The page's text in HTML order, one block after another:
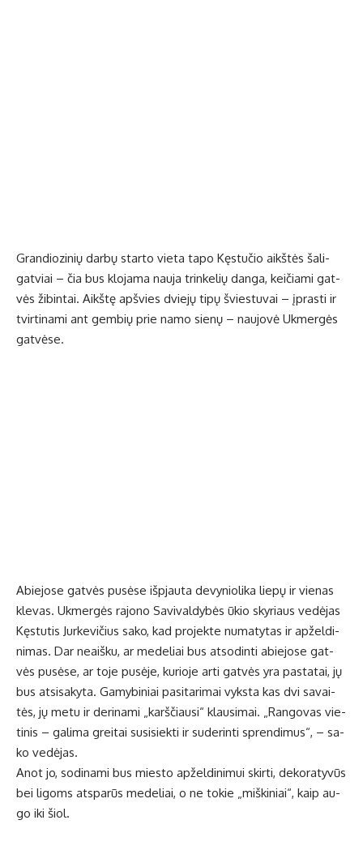
Gran­dio­zi­nių dar­bų star­to vie­ta ta­po Kęs­tu­čio aikš­tės ša­li­
gat­viai – čia bus klo­ja­ma nau­ja trin­ke­lių dan­ga, kei­čia­mi gat­
vės ži­bin­tai. Aikš­tę ap­švies dvie­jų ti­pų švies­tu­vai – įpras­ti ir
tvir­ti­na­mi ant gem­bių prie na­mo sie­nų – nau­jo­vė Uk­mer­gės
gat­vė­se.
Abie­jo­se gat­vės pu­sė­se iš­pjau­ta de­vy­nio­li­ka lie­pų ir vie­nas
kle­vas. Uk­mer­gės ra­jo­no Sa­vi­val­dy­bės ūkio sky­riaus ve­dė­jas
Kęs­tu­tis Jur­ke­vi­čius sa­ko, kad pro­jek­te nu­ma­ty­tas ir ap­žel­di­
ni­mas. Dar ne­aiš­ku, ar me­de­liai bus at­so­din­ti abie­jo­se gat­
vės pu­sė­se, ar to­je pu­sė­je, ku­rio­je ar­ti gat­vės yra pa­sta­tai, jų
bus at­si­sa­ky­ta. Ga­my­bi­niai pa­si­ta­ri­mai vyks­ta kas dvi sa­vai­
tės, jų me­tu ir de­ri­na­mi „karš­čiau­si“ klau­si­mai. „Ran­go­vas vie­
ti­nis – ga­li­ma grei­tai su­si­siek­ti ir su­de­rin­ti spren­di­mus“, – sa­
ko ve­dė­jas.
Anot jo, so­di­na­mi bus mies­to ap­žel­di­ni­mui skir­ti, de­ko­ra­ty­vūs
bei li­goms at­spa­rūs me­de­liai, o ne to­kie „miš­ki­niai“, kaip au­
go iki šiol.